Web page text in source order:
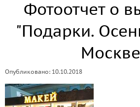
Фотоотчет о
"Подарки.
Москве
Опубликовано: 10.10.2018